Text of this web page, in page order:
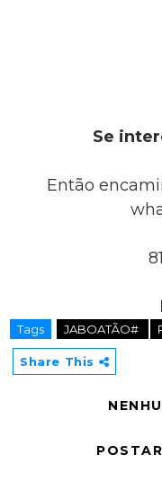
Se
Então
Tags JABOATÃO#
Share This